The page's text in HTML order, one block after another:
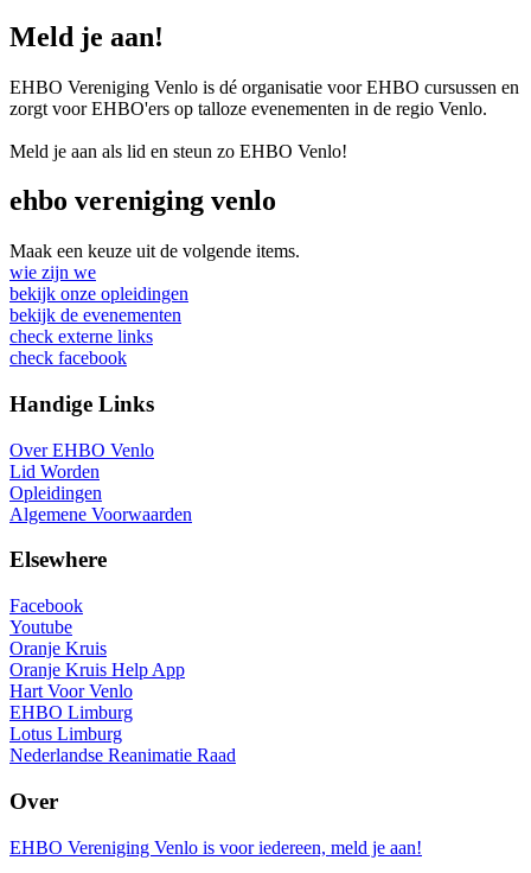
Meld je aan!
EHBO Vereniging Venlo is dé organisatie voor EHBO cursussen en
zorgt voor EHBO'ers op talloze evenementen in de regio Venlo.
Meld je aan als lid en steun zo EHBO Venlo!
ehbo vereniging venlo
Maak een keuze uit de volgende items.
wie zijn we
bekijk onze opleidingen
bekijk de evenementen
check externe links
check facebook
Handige Links
Over EHBO Venlo
Lid Worden
Opleidingen
Algemene Voorwaarden
Elsewhere
Facebook
Youtube
Oranje Kruis
Oranje Kruis Help App
Hart Voor Venlo
EHBO Limburg
Lotus Limburg
Nederlandse Reanimatie Raad
Over
EHBO Vereniging Venlo is voor iedereen, meld je aan!